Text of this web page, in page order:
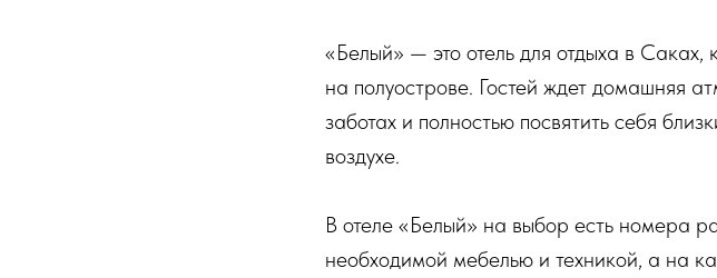
«Белый» — это отель для отдыха в Саках,
на полуострове. Гостей ждет домашняя
заботах и полностью посвятить себя
воздухе.
В отеле «Белый» на выбор есть номера
необходимой мебелью и техникой, а на